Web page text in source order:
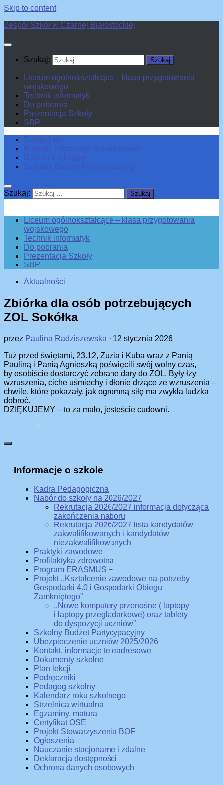
Skip to content
Zespół Szkół w Czarnej Białostockiej
Szukaj:
Liceum ogólnokształcące – klasa przygotowania
wojskowego
Technik informatyk
Do pobrania
Prezentacja Szkoły
SBP
Zaloguj się
Kontakt, informacje teleadresowe
Dziennik lekcyjny
Szkolny Budżet Partycypacyjny
Szukaj:
Liceum ogólnokształcące – klasa przygotowania
wojskowego
Technik informatyk
Do pobrania
Prezentacja Szkoły
SBP
Aktualności
Zbiórka dla osób potrzebujących
ZOL Sokółka
przez Paulina Radziszewska · 12 stycznia 2026
Tuż przed świętami, 23.12, Zuzia i Kuba wraz z Panią
Pauliną i Panią Agnieszką poświęcili swój wolny czas,
by osobiście dostarczyć zebrane dary do ZOL. Były łzy
wzruszenia, ciche uśmiechy i dłonie drżące ze wzruszenia –
chwile, które pokazały, jak ogromną siłę ma zwykła ludzka
dobroć.
DZIĘKUJEMY – to za mało, jesteście cudowni.
Informacje o szkole
Kadra Pedagogiczna
Nabór do szkoły na 2026/2027
Rekrutacja 2026/2027 informacja dotycząca
zakończenia naboru
Rekrutacja 2026/2027 lista kandydatów
zakwalifikowanych i kandydatów
niezakwalifikowanych
Praktyki zawodowe
Profilaktyka zdrowotna
Program ERASMUS +
Projekt ,,Kształcenie zawodowe na potrzeby
Gospodarki 4.0 i Gospodarki Obiegu
Zamkniętego”
,,Nowe komputery przenośne ( laptopy
i laptopy przeglądarkowe) oraz tablety
do dyspozycji uczniów”
Szkolny Budżet Partycypacyjny
Ubezpieczenie uczniów 2025/2026
Kontakt, informacje teleadresowe
Dokumenty szkolne
Plan lekcji
Podręczniki
Pedagog szkolny
Kalendarz roku szkolnego
Strzelnica wirtualna
Egzaminy, matura
Certyfikat OSE
Projekt Stowarzyszenia BOF
Ogłoszenia
Nauczanie stacjonarne i zdalne
Deklaracja dostępności
Ochrona danych osobowych